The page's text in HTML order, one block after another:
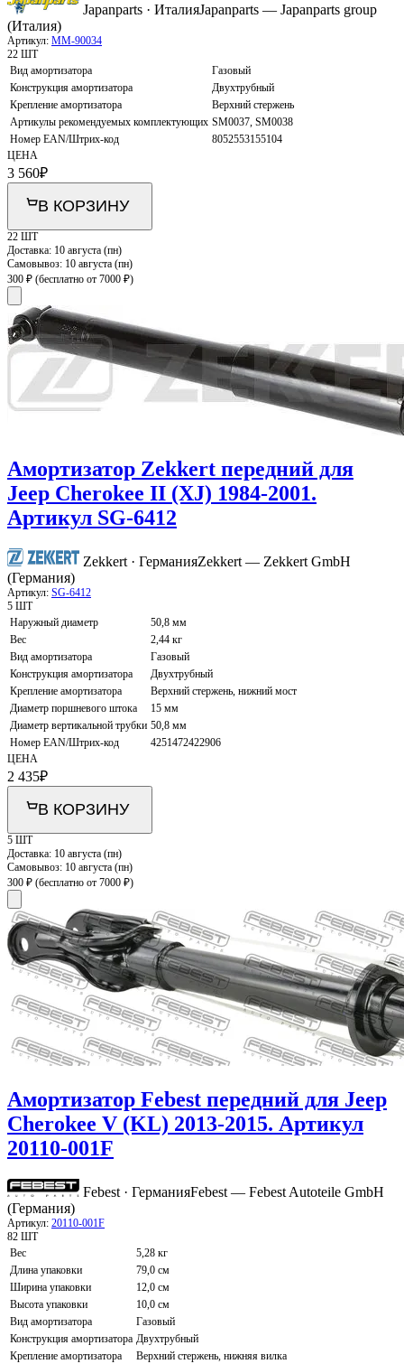
Japanparts · ИталияJapanparts — Japanparts group
(Италия)
Артикул: MM-90034
22 ШТ
Вид амортизатора
Газовый
Конструкция амортизатора
Двухтрубный
Крепление амортизатора
Верхний стержень
Артикулы рекомендуемых комплектующих SM0037, SM0038
Номер EAN/Штрих-код
8052553155104
ЦЕНА
3 560₽
В КОРЗИНУ
22 ШТ
Доставка: 10 августа (пн)
Самовывоз: 10 августа (пн)
300 ₽ (бесплатно от 7000 ₽)
Амортизатор Zekkert передний для
Jeep Cherokee II (XJ) 1984-2001.
Артикул SG-6412
Zekkert · ГерманияZekkert — Zekkert GmbH
(Германия)
Артикул: SG-6412
5 ШТ
Наружный диаметр
50,8 мм
Вес
2,44 кг
Вид амортизатора
Газовый
Конструкция амортизатора
Двухтрубный
Крепление амортизатора
Верхний стержень, нижний мост
Диаметр поршневого штока
15 мм
Диаметр вертикальной трубки 50,8 мм
Номер EAN/Штрих-код
4251472422906
ЦЕНА
2 435₽
В КОРЗИНУ
5 ШТ
Доставка: 10 августа (пн)
Самовывоз: 10 августа (пн)
300 ₽ (бесплатно от 7000 ₽)
Амортизатор Febest передний для Jeep
Cherokee V (KL) 2013-2015. Артикул
20110-001F
Febest · ГерманияFebest — Febest Autoteile GmbH
(Германия)
Артикул: 20110-001F
82 ШТ
Вес
5,28 кг
Длина упаковки
79,0 см
Ширина упаковки
12,0 см
Высота упаковки
10,0 см
Вид амортизатора
Газовый
Конструкция амортизатора Двухтрубный
Крепление амортизатора
Верхний стержень, нижняя вилка